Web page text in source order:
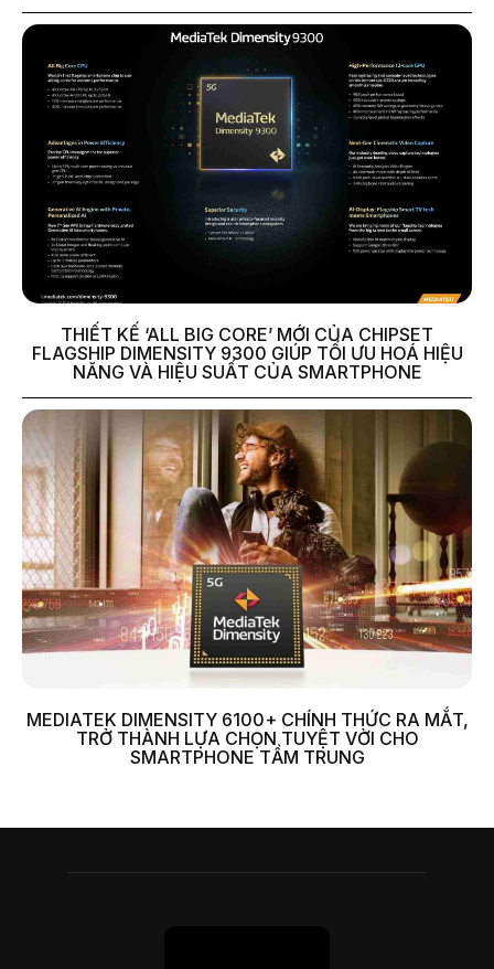
THIẾT KẾ ‘ALL BIG CORE’ MỚI CỦA CHIPSET
FLAGSHIP DIMENSITY 9300 GIÚP TỐI ƯU HOÁ HIỆU
NĂNG VÀ HIỆU SUẤT CỦA SMARTPHONE
MEDIATEK DIMENSITY 6100+ CHÍNH THỨC RA MẮT,
TRỞ THÀNH LỰA CHỌN TUYỆT VỜI CHO
SMARTPHONE TẦM TRUNG